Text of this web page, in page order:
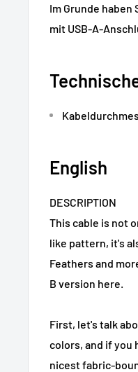
Im Grunde haben
mit USB-A-
English
DESCRIPTION
This cable is not
like pattern, it's
Feathers and
B version here.
First, let's talk
colors, and if you
nicest fabric-